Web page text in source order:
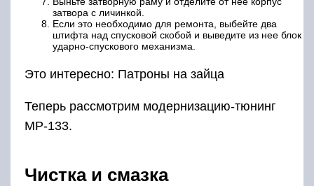
затвора с личинкой.
Если это необходимо для ремонта, выбейте два
штифта над спусковой скобой и выведите из нее блок
ударно-спускового механизма.
Это интересно: Патроны на зайца
Теперь рассмотрим модернизацию-тюнинг
МР-133.
Чистка и смазка